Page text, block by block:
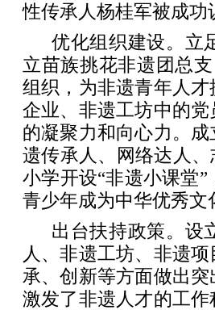
性传承人杨桂军被成
优化组织建设。立
立苗族挑花非遗团总
组织，为非遗青年人
企业、非遗工坊中的
的凝聚力和向心力。
遗传承人、网络达人
小学开设“非遗小课堂
青少年成为中华优秀文
出台扶持政策。设
人、非遗工坊、非遗
承、创新等方面做出
激发了非遗人才的工